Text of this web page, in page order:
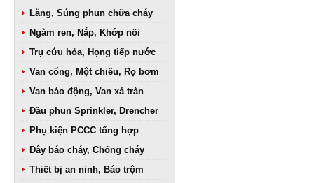
Lăng, Súng phun chữa cháy
Ngàm ren, Nắp, Khớp nối
Trụ cứu hỏa, Họng tiếp nước
Van cổng, Một chiều, Rọ bơm
Van báo động, Van xả tràn
Đầu phun Sprinkler, Drencher
Phụ kiện PCCC tổng hợp
Dây báo cháy, Chống cháy
Thiết bị an ninh, Báo trộm